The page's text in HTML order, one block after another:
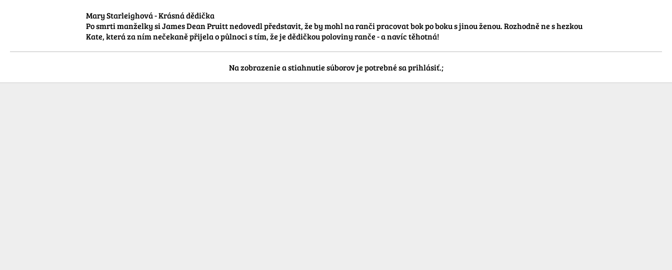
Mary Starleighová - Krásná dědička
Po smrti manželky si James Dean Pruitt nedovedl představit, že by mohl na ranči pracovat bok po boku s jinou ženou. Rozhodně ne s hezkou
Kate, která za ním nečekaně přijela o půlnoci s tím, že je dědičkou poloviny ranče - a navíc těhotná!
Na zobrazenie a stiahnutie súborov je potrebné sa prihlásiť.;